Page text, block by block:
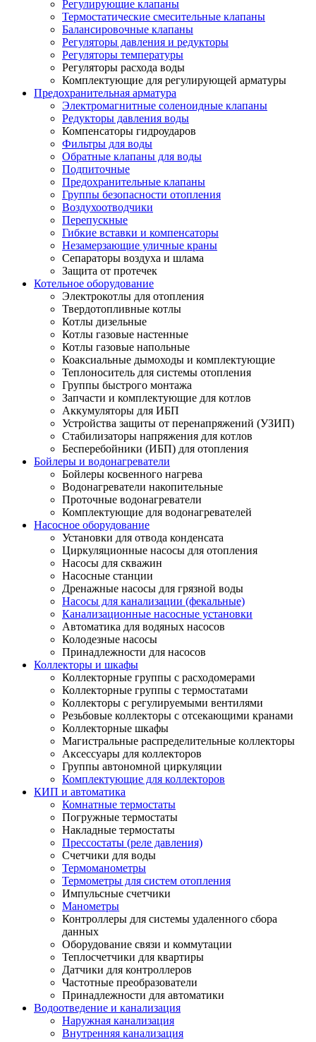
Регулирующие клапаны
Термостатические смесительные клапаны
Балансировочные клапаны
Регуляторы давления и редукторы
Регуляторы температуры
Регуляторы расхода воды
Комплектующие для регулирующей арматуры
Предохранительная арматура
Электромагнитные соленоидные клапаны
Редукторы давления воды
Компенсаторы гидроударов
Фильтры для воды
Обратные клапаны для воды
Подпиточные
Предохранительные клапаны
Группы безопасности отопления
Воздухоотводчики
Перепускные
Гибкие вставки и компенсаторы
Незамерзающие уличные краны
Сепараторы воздуха и шлама
Защита от протечек
Котельное оборудование
Электрокотлы для отопления
Твердотопливные котлы
Котлы дизельные
Котлы газовые настенные
Котлы газовые напольные
Коаксиальные дымоходы и комплектующие
Теплоноситель для системы отопления
Группы быстрого монтажа
Запчасти и комплектующие для котлов
Аккумуляторы для ИБП
Устройства защиты от перенапряжений (УЗИП)
Стабилизаторы напряжения для котлов
Бесперебойники (ИБП) для отопления
Бойлеры и водонагреватели
Бойлеры косвенного нагрева
Водонагреватели накопительные
Проточные водонагреватели
Комплектующие для водонагревателей
Насосное оборудование
Установки для отвода конденсата
Циркуляционные насосы для отопления
Насосы для скважин
Насосные станции
Дренажные насосы для грязной воды
Насосы для канализации (фекальные)
Канализационные насосные установки
Автоматика для водяных насосов
Колодезные насосы
Принадлежности для насосов
Коллекторы и шкафы
Коллекторные группы с расходомерами
Коллекторные группы с термостатами
Коллекторы с регулируемыми вентилями
Резьбовые коллекторы с отсекающими кранами
Коллекторные шкафы
Магистральные распределительные коллекторы
Аксессуары для коллекторов
Группы автономной циркуляции
Комплектующие для коллекторов
КИП и автоматика
Комнатные термостаты
Погружные термостаты
Накладные термостаты
Прессостаты (реле давления)
Счетчики для воды
Термоманометры
Термометры для систем отопления
Импульсные счетчики
Манометры
Контроллеры для системы удаленного сбора
данных
Оборудование связи и коммутации
Теплосчетчики для квартиры
Датчики для контроллеров
Частотные преобразователи
Принадлежности для автоматики
Водоотведение и канализация
Наружная канализация
Внутренняя канализация